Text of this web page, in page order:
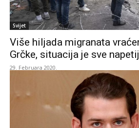
Svijet
Više hiljada migranata
Grčke, situacija je sve
29. Februara 2020.